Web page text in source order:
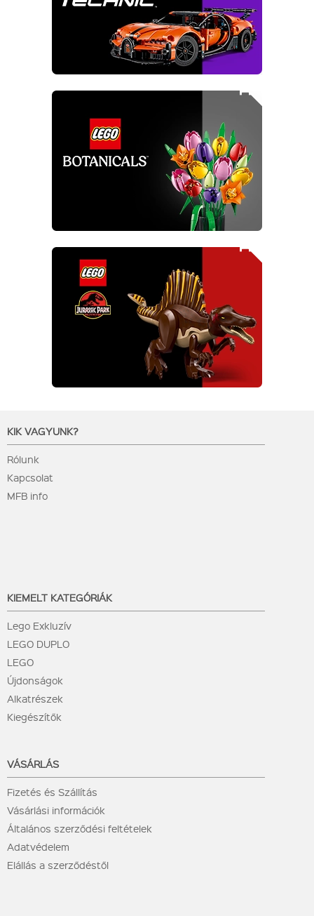
KIK VAGYUNK?
Rólunk
Kapcsolat
MFB info
KIEMELT KATEGÓRIÁK
Lego Exkluzív
LEGO DUPLO
LEGO
Újdonságok
Alkatrészek
Kiegészítők
VÁSÁRLÁS
Fizetés és Szállítás
Vásárlási információk
Általános szerződési feltételek
Adatvédelem
Elállás a szerződéstől